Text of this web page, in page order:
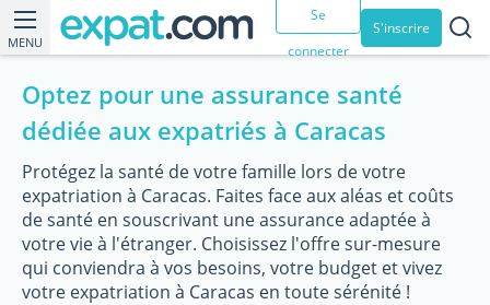
MENU
Se
connecter
S'inscrire
Optez pour une assurance santé
dédiée aux expatriés à Caracas
Protégez la santé de votre famille lors de votre
expatriation à Caracas. Faites face aux aléas et coûts
de santé en souscrivant une assurance adaptée à
votre vie à l'étranger. Choisissez l'offre sur-mesure
qui conviendra à vos besoins, votre budget et vivez
votre expatriation à Caracas en toute sérénité !